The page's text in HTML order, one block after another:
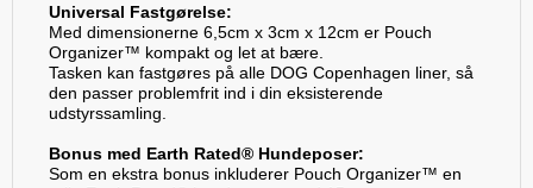
Universal Fastgørelse:
Med dimensionerne 6,5cm x 3cm x 12cm er Pouch
Organizer™ kompakt og let at bære.
Tasken kan fastgøres på alle DOG Copenhagen liner, så
den passer problemfrit ind i din eksisterende
udstyrssamling.
Bonus med Earth Rated® Hundeposer:
Som en ekstra bonus inkluderer Pouch Organizer™ en